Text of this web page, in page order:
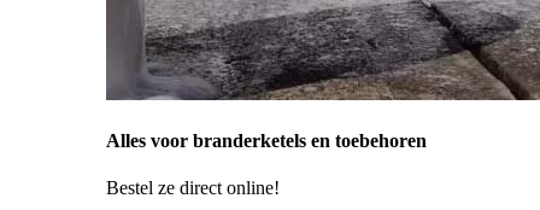
Alles voor branderketels en toebehoren
Bestel ze direct online!